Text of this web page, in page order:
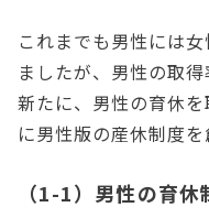
これまでも男性には
ましたが、男性の取得
新たに、男性の育休
に男性版の産休制度を
（1-1）男性の育休